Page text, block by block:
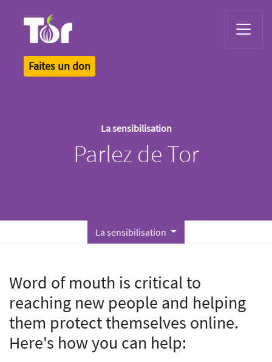
Faites un don
La sensibilisation
Parlez de Tor
La sensibilisation
Word of mouth is critical to
reaching new people and helping
them protect themselves online.
Here's how you can help: